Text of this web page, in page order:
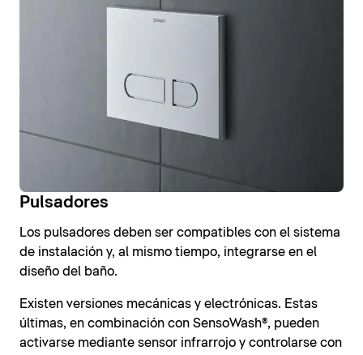
Pulsadores
Los pulsadores deben ser compatibles con el sistema
de instalación y, al mismo tiempo, integrarse en el
diseño del baño.
Existen versiones mecánicas y electrónicas. Estas
últimas, en combinación con SensoWash®, pueden
activarse mediante sensor infrarrojo y controlarse con